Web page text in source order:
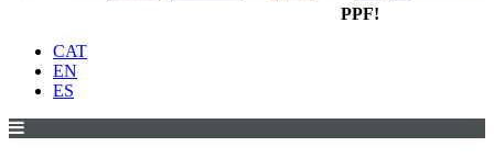
PPF!
CAT
EN
ES